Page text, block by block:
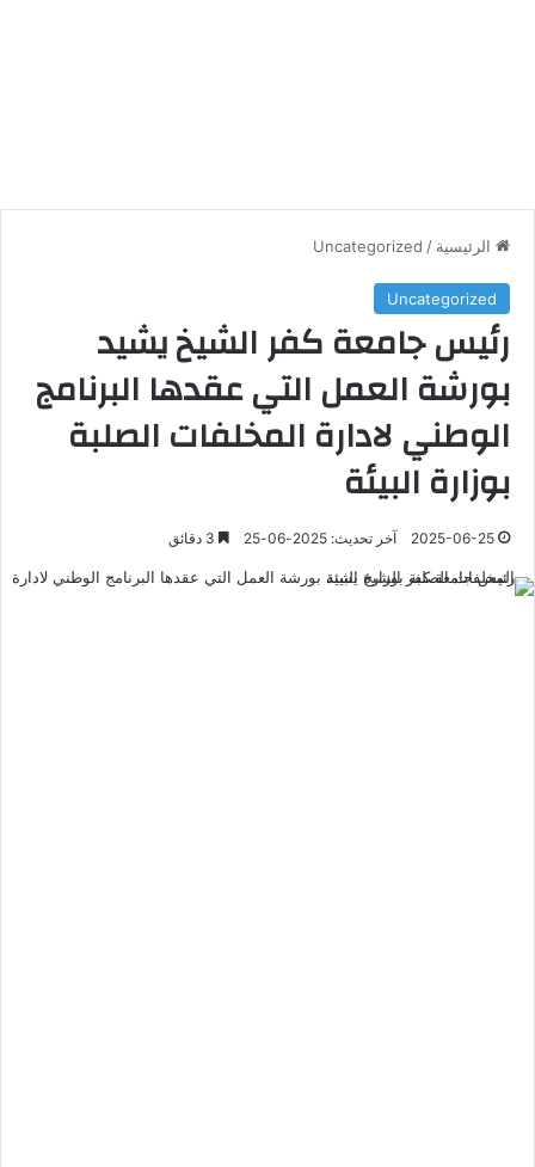
الرئيسية /
Uncategorized
Uncategorized
رئيس جامعة كفر الشيخ يشيد
بورشة العمل التي عقدها البرنامج
الوطني لادارة المخلفات الصلبة
بوزارة البيئة
2025-06-25 آخر تحديث: 2025-06-25